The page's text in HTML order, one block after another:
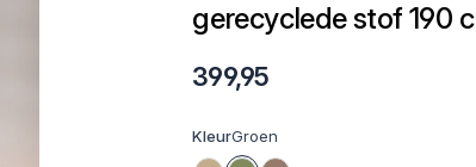
gerecyclede stof 190
399,95
KleurGroen